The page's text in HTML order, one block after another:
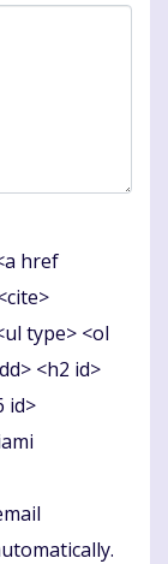
href
type> <ol
<h2 id>
id>